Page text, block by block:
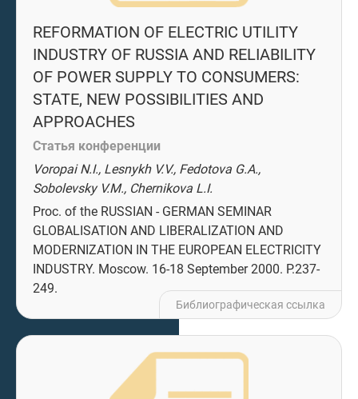
REFORMATION OF ELECTRIC UTILITY
INDUSTRY OF RUSSIA AND RELIABILITY
OF POWER SUPPLY TO CONSUMERS:
STATE, NEW POSSIBILITIES AND
APPROACHES
Статья конференции
Voropai N.I., Lesnykh V.V., Fedotova G.A.,
Sobolevsky V.M., Chernikova L.I.
Proc. of the RUSSIAN - GERMAN SEMINAR
GLOBALISATION AND LIBERALIZATION AND
MODERNIZATION IN THE EUROPEAN ELECTRICITY
INDUSTRY. Moscow. 16-18 September 2000. P.237-
249.
Библиографическая ссылка